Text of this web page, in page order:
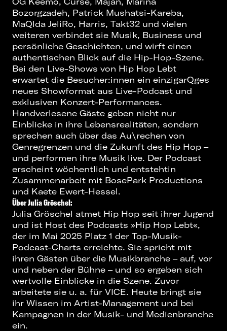
Bozorgzadeh, Patrick Mushatsi-Kareba,
MaQlda JeliRo, Harris, Takt32 und vielen
weiteren verbindet sie Musik, Business und
persönliche Geschichten, und wirft einen
authentischen Blick auf die Hip-Hop-Szene.
Bei den Live-Shows von Hip Hop Lebt
erwartet die Besucher:innen ein einzigarQges
neues Showformat aus Live-Podcast und
exklusiven Konzert-Performances.
Handverlesene Gäste geben nicht nur
Einblicke in ihre Lebensrealitäten, sondern
sprechen auch über das Au\rechen von
Genregrenzen und die Zukunft des Hip Hop –
und performen ihre Musik live. Der Podcast
erscheint wöchentlich und entstehtin
Zusammenarbeit mit BosePark Productions
und Kaete Ewert-Hessel.
Über Julia Gröschel:
Julia Gröschel atmet Hip Hop seit ihrer Jugend
und ist Host des Podcasts »Hip Hop Lebt«,
der im Mai 2025 Platz 1 der Top-Musik-
Podcast-Charts erreichte. Sie spricht mit
ihren Gästen über die Musikbranche – auf, vor
und neben der Bühne – und so ergeben sich
wertvolle Einblicke in die Szene. Zuvor
arbeitete sie u. a. für VICE. Heute bringt sie
ihr Wissen im Artist-Management und bei
Kampagnen in der Musik- und Medienbranche
ein.